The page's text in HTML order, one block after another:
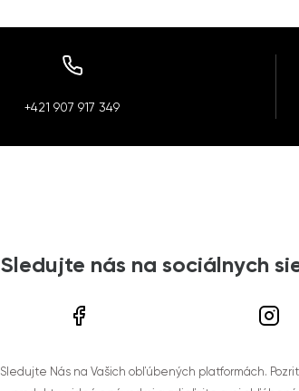
+421 907 917 349
Sledujte nás na sociálnych
Sledujte Nás na Vašich obľúbených platformách.